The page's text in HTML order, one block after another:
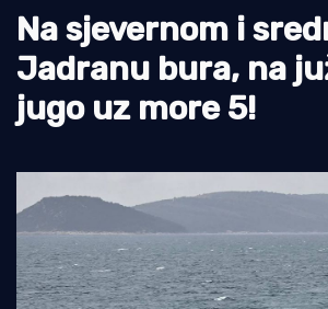
Pomorstvo
Ribolov
Ekologija
Na sjevernom i
Jadranu bura, na
jugo uz more 5!